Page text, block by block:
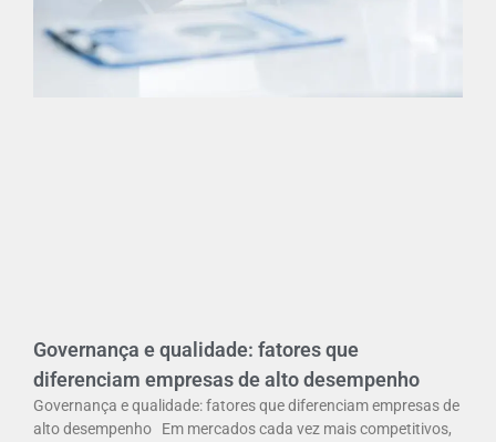
Governança e qualidade: fatores que
diferenciam empresas de alto desempenho
Governança e qualidade: fatores que diferenciam empresas de
alto desempenho Em mercados cada vez mais competitivos,